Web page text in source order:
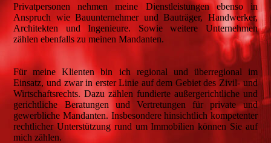
Privatpersonen nehmen meine Dienstleistungen ebenso in
Anspruch wie Bauunternehmer und Bauträger, Handwerker,
Architekten und Ingenieure. Sowie weitere Unternehmen
zählen ebenfalls zu meinen Mandanten.
Für meine Klienten bin ich regional und überregional im
Einsatz, und zwar in erster Linie auf dem Gebiet des Zivil- und
Wirtschaftsrechts. Dazu zählen fundierte außergerichtliche und
gerichtliche Beratungen und Vertretungen für private und
gewerbliche Mandanten. Insbesondere hinsichtlich kompetenter
rechtlicher Unterstützung rund um Immobilien können Sie auf
mich zählen.